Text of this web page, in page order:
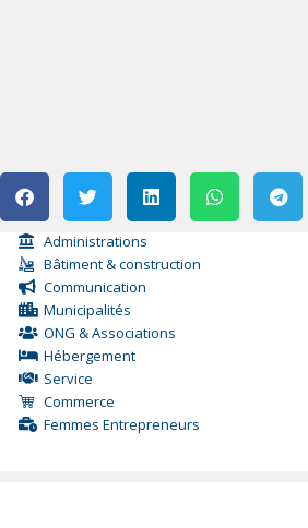
Administrations
Bâtiment & construction
Communication
Municipalités
ONG & Associations
Hébergement
Service
Commerce
Femmes Entrepreneurs